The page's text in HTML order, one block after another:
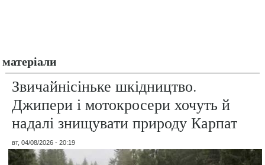
матеріали
Звичайнісіньке шкідництво.
Джипери і мотокросери хочуть й
надалі знищувати природу Карпат
вт, 04/08/2026 - 20:19